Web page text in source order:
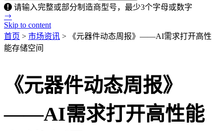
请输入完整或部分制造商型号，最少3个字母或数字
Skip to content
首页 > 市场资讯 > 《元器件动态周报》——AI需求打开高性
能存储空间
《元器件动态周报》
——AI需求打开高性能